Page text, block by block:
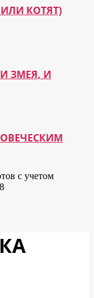
КОТЯТ)
ЗМЕЯ, И